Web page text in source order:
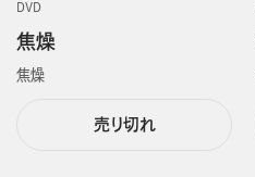
DVD
焦燥
焦燥
売り切れ